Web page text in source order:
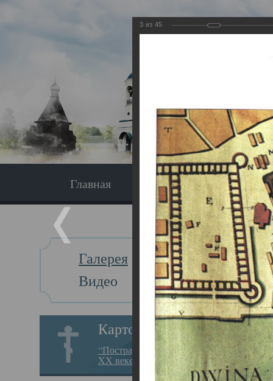
Главная Экскурсия
Галерея
Видео
Картотека
“Пострадавшие за веру в
XX веке на Севере”
Главная
3 из 45